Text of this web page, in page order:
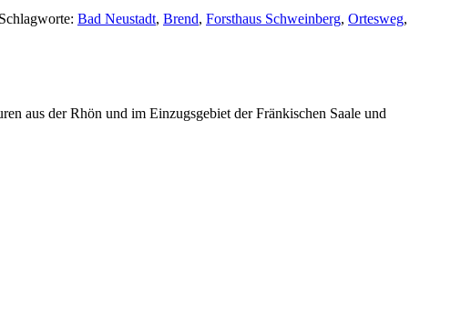
Bad Neustadt, Brend, Forsthaus Schweinberg, Ortesweg,
aus der Rhön und im Einzugsgebiet der Fränkischen Saale und